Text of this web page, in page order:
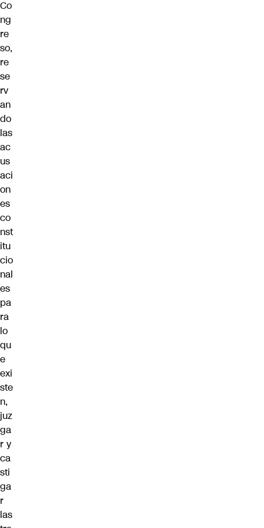
Co
ng
re
so,
re
se
rv
an
do
las
ac
us
aci
on
es
co
nst
itu
cio
nal
es
pa
ra
lo
qu
e
exi
ste
n,
juz
ga
r y
ca
sti
ga
r
las